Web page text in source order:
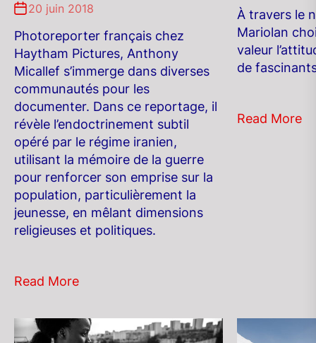
20 juin 2018
Photoreporter français chez
Haytham Pictures, Anthony
Micallef s’immerge dans diverses
communautés pour les
documenter. Dans ce reportage, il
révèle l’endoctrinement subtil
opéré par le régime iranien,
utilisant la mémoire de la guerre
pour renforcer son emprise sur la
population, particulièrement la
jeunesse, en mêlant dimensions
religieuses et politiques.
Read More
À travers le
Mariolan
valeur
de
Read More